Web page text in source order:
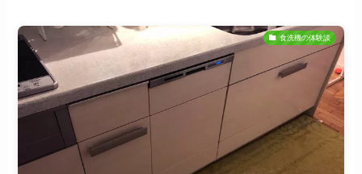
食洗機の体験談